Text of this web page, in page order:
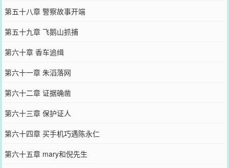
第五十八章 警察故事开端
第五十九章 飞鹅山抓捕
第六十章 香车追缉
第六十一章 朱滔落网
第六十二章 证据确凿
第六十三章 保护证人
第六十四章 买手机巧遇陈永仁
第六十五章 mary和倪先生